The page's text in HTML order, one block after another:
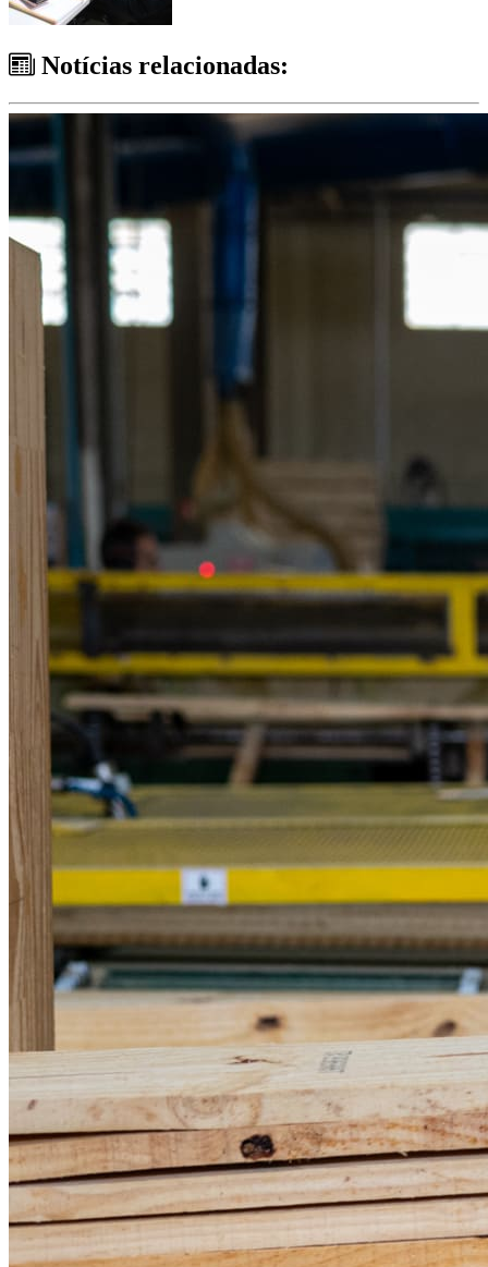
Notícias relacionadas: